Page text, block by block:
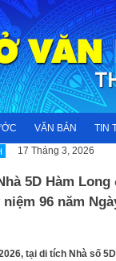
VĂN BẢN TIN
17 Tháng 3, 2026
5D Hàm
niệm 96 năm
tại di tích Nhà số